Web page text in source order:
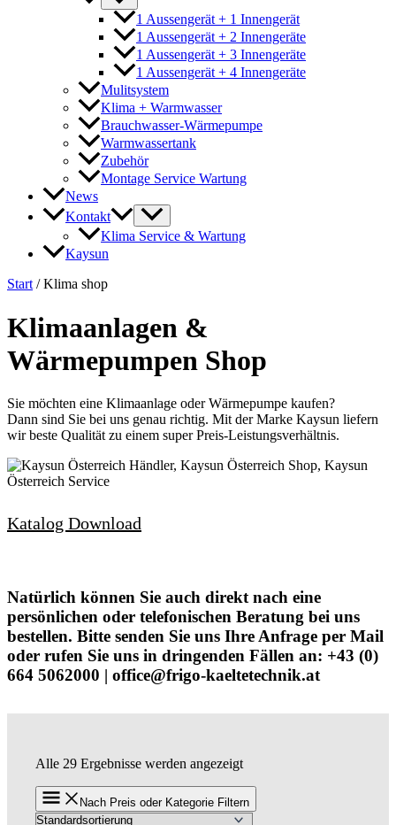
1 Aussengerät + 1 Innengerät
1 Aussengerät + 2 Innengeräte
1 Aussengerät + 3 Innengeräte
1 Aussengerät + 4 Innengeräte
Mulitsystem
Klima + Warmwasser
Brauchwasser-Wärmepumpe
Warmwassertank
Zubehör
Montage Service Wartung
News
Kontakt
Klima Service & Wartung
Kaysun
Start / Klima shop
Klimaanlagen &
Wärmepumpen Shop
Sie möchten eine Klimaanlage oder Wärmepumpe kaufen?
Dann sind Sie bei uns genau richtig. Mit der Marke Kaysun liefern
wir beste Qualität zu einem super Preis-Leistungsverhältnis.
Katalog Download
Natürlich können Sie auch direkt nach eine
persönlichen oder telefonischen Beratung bei uns
bestellen. Bitte senden Sie uns Ihre Anfrage per Mail
oder rufen Sie uns in dringenden Fällen an: +43 (0)
664 5062000 | office@frigo-kaeltetechnik.at
Alle 29 Ergebnisse werden angezeigt
Nach Preis oder Kategorie Filtern